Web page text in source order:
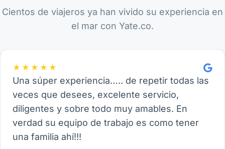
Cientos de viajeros ya han vivido su experiencia en
el mar con Yate.co.
★★★★★
Una súper experiencia….. de repetir todas las
veces que desees, excelente servicio,
diligentes y sobre todo muy amables. En
verdad su equipo de trabajo es como tener
una familia ahí!!!